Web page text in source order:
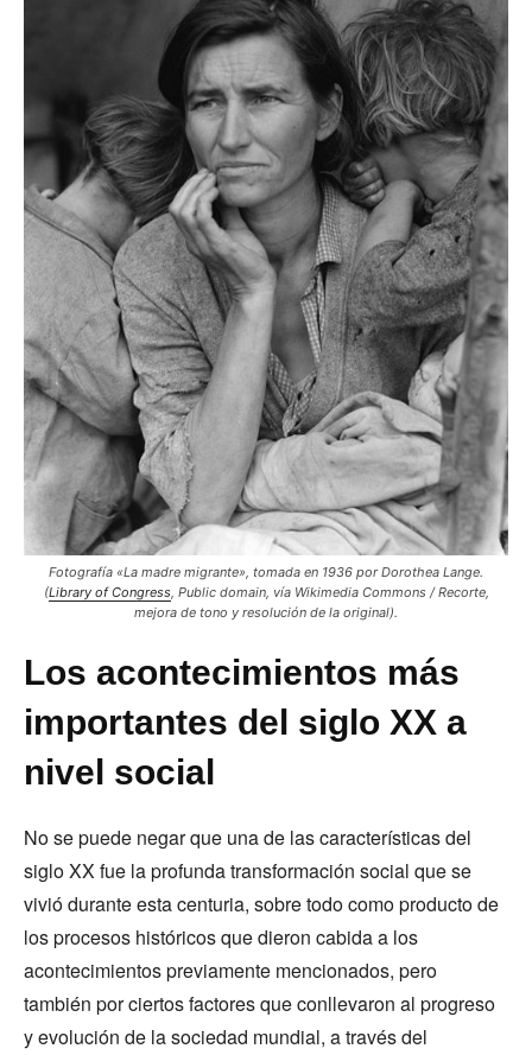
Fotografía «La madre migrante», tomada en 1936 por Dorothea Lange.
(Library of Congress, Public domain, vía Wikimedia Commons / Recorte,
mejora de tono y resolución de la original).
Los acontecimientos más
importantes del siglo XX a
nivel social
No se puede negar que una de las características del
siglo XX fue la profunda transformación social que se
vivió durante esta centuria, sobre todo como producto de
los procesos históricos que dieron cabida a los
acontecimientos previamente mencionados, pero
también por ciertos factores que conllevaron al progreso
y evolución de la sociedad mundial, a través del